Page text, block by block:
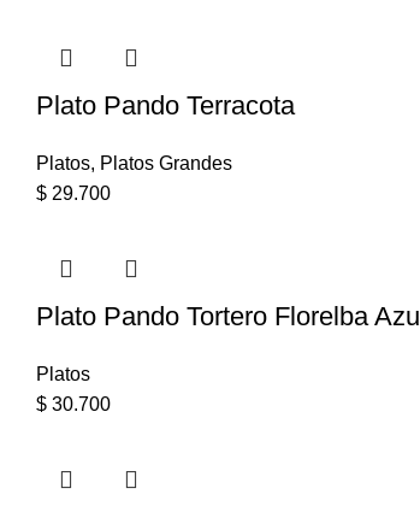
Plato Pando Terracota
Platos, Platos Grandes
$ 29.700
Plato Pando Tortero Florelba Azul
Platos
$ 30.700